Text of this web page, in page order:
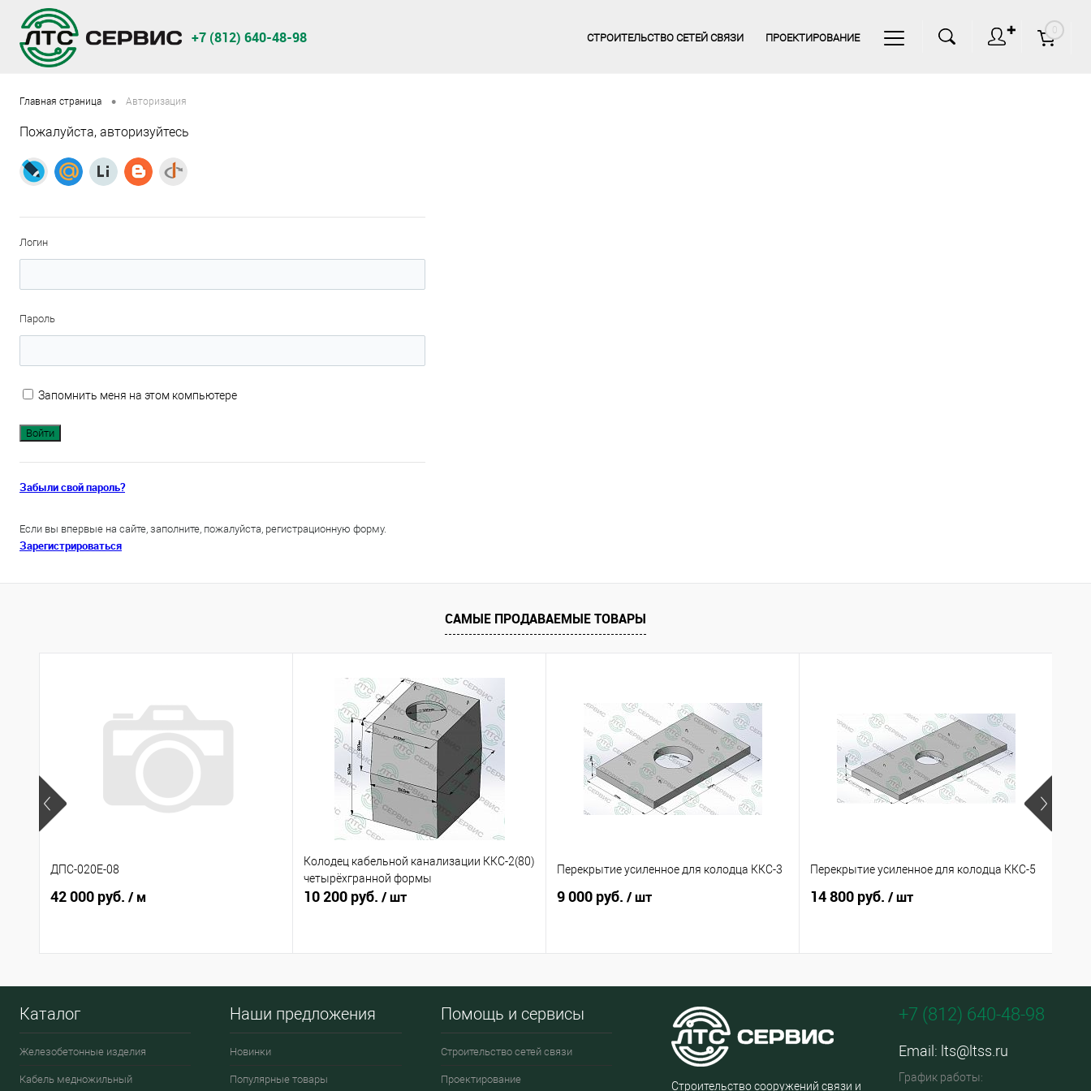
+7 (812) 640-48-98 СТРОИТЕЛЬСТВО СЕТЕЙ СВЯЗИ ПРОЕКТИРОВАНИЕ
✚ 0
Главная страница • Авторизация
Пожалуйста, авторизуйтесь
Логин
Пароль
Запомнить меня на этом компьютере
Забыли свой пароль?
Если вы впервые на сайте, заполните, пожалуйста, регистрационную форму.
Зарегистрироваться
САМЫЕ ПРОДАВАЕМЫЕ ТОВАРЫ
ДПС-020Е-08
42 000 руб. / м
Колодец кабельной канализации ККС-2(80)
четырёхгранной формы
10 200 руб. / шт
Перекрытие усиленное для колодца ККС-3
9 000 руб. / шт
Перекрытие усиленное для колодца ККС-5
14 800 руб. / шт
Каталог
Железобетонные изделия
Кабель медножильный
Наши предложения
Новинки
Популярные товары
Помощь и сервисы
Строительство сетей связи
Проектирование
Строительство сооружений связи и
+7 (812) 640-48-98
Email: lts@ltss.ru
График работы: